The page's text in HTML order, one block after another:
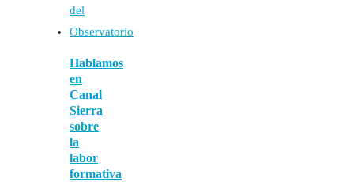
Hablamos
en
Canal
Sierra
sobre
la
labor
formativa